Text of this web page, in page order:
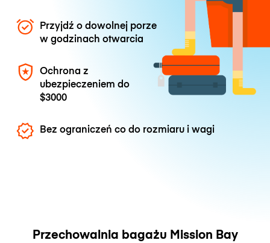
Przyjdź o dowolnej porze
w godzinach otwarcia
Ochrona z
ubezpieczeniem do
$3000
Bez ograniczeń co do rozmiaru i wagi
Przechowalnia bagażu Mission Bay